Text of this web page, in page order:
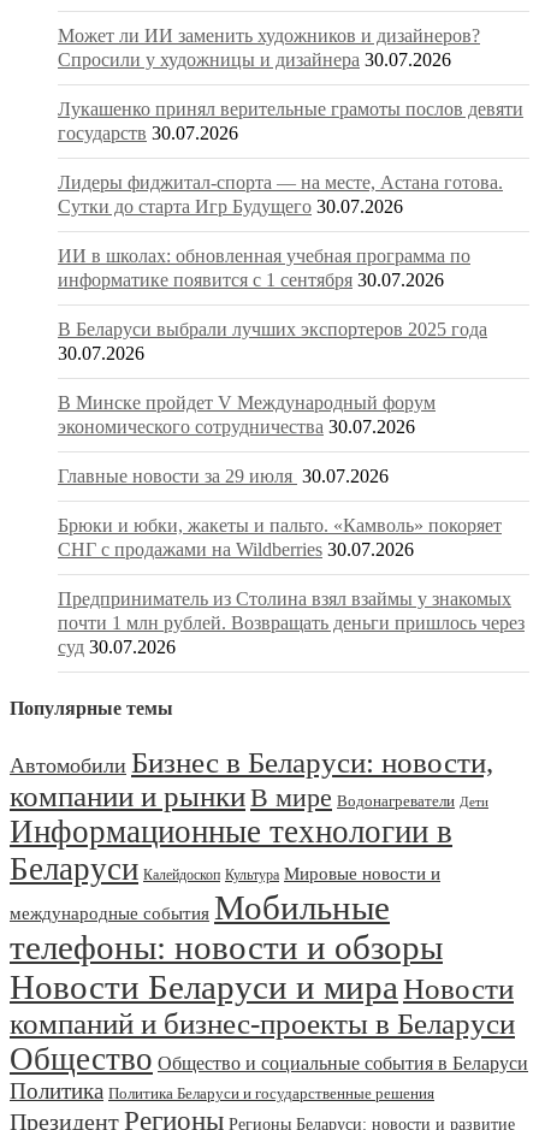
Может ли ИИ заменить художников и дизайнеров?
Спросили у художницы и дизайнера 30.07.2026
Лукашенко принял верительные грамоты послов девяти
государств 30.07.2026
Лидеры фиджитал-спорта — на месте, Астана готова.
Сутки до старта Игр Будущего 30.07.2026
ИИ в школах: обновленная учебная программа по
информатике появится с 1 сентября 30.07.2026
В Беларуси выбрали лучших экспортеров 2025 года
30.07.2026
В Минске пройдет V Международный форум
экономического сотрудничества 30.07.2026
Главные новости за 29 июля 30.07.2026
Брюки и юбки, жакеты и пальто. «Камволь» покоряет
СНГ с продажами на Wildberries 30.07.2026
Предприниматель из Столина взял взаймы у знакомых
почти 1 млн рублей. Возвращать деньги пришлось через
суд 30.07.2026
Популярные темы
Автомобили Бизнес в Беларуси: новости,
компании и рынкиВ мире Водонагреватели Дети
Информационные технологии в
Беларуси Калейдоскоп Культура Мировые новости и
международные события Мобильные
телефоны: новости и обзоры
Новости Беларуси и мира Новости
компаний и бизнес-проекты в Беларуси
Общество Общество и социальные события в Беларуси
Политика Политика Беларуси и государственные решения
ПрезидентРегионы Регионы Беларуси: новости и развитие